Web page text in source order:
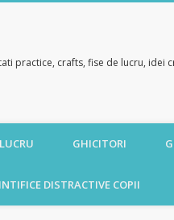
practice, crafts, fise de lucru, idei
GHICITORI
DISTRACTIVE COPII